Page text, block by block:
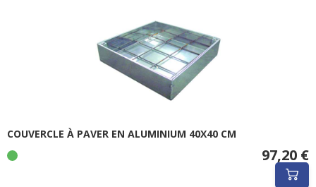
COUVERCLE À PAVER EN ALUMINIUM 40X40 CM
97,20 €